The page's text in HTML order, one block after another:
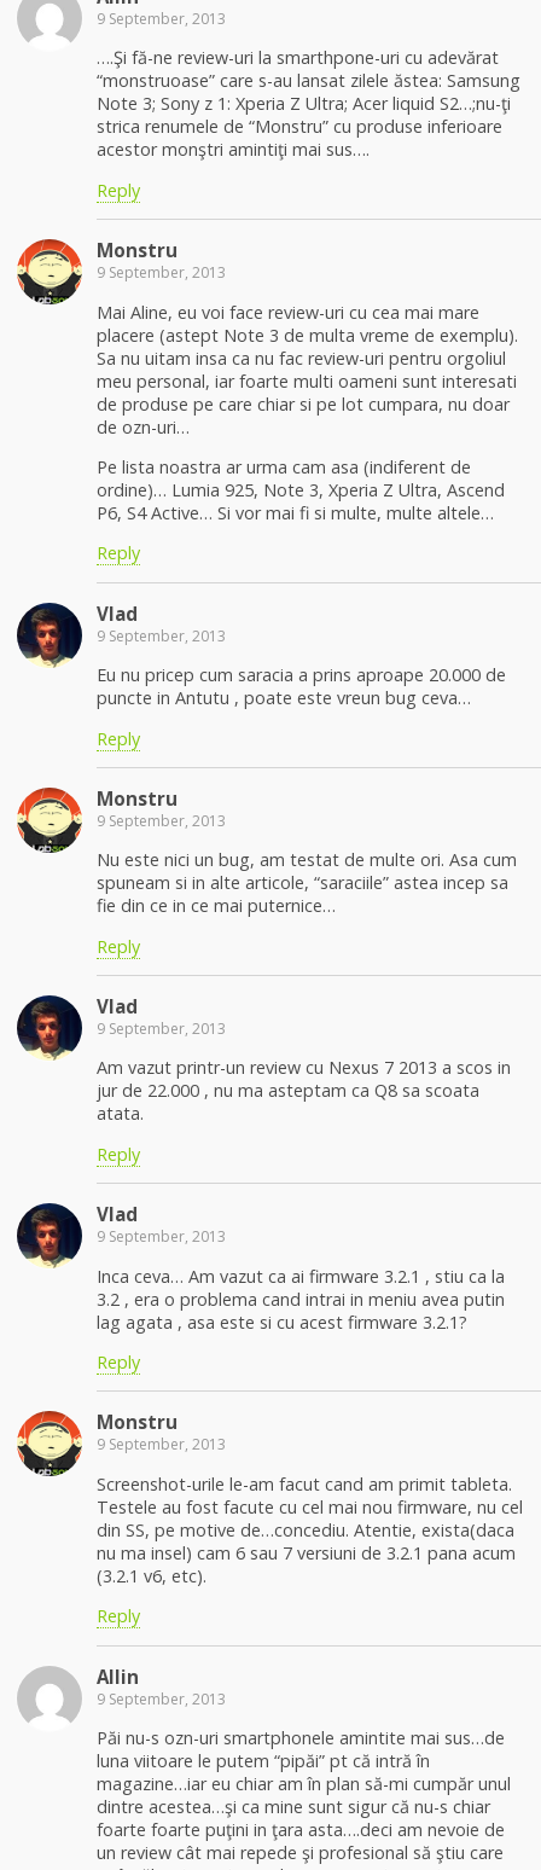
9 September, 2013
….Şi fă-ne review-uri la smarthpone-uri cu adevărat
“monstruoase” care s-au lansat zilele ăstea: Samsung
Note 3; Sony z 1: Xperia Z Ultra; Acer liquid S2…;nu-ţi
strica renumele de “Monstru” cu produse inferioare
acestor monştri amintiţi mai sus….
Reply
Monstru
9 September, 2013
Mai Aline, eu voi face review-uri cu cea mai mare
placere (astept Note 3 de multa vreme de exemplu).
Sa nu uitam insa ca nu fac review-uri pentru orgoliul
meu personal, iar foarte multi oameni sunt interesati
de produse pe care chiar si pe lot cumpara, nu doar
de ozn-uri…
Pe lista noastra ar urma cam asa (indiferent de
ordine)… Lumia 925, Note 3, Xperia Z Ultra, Ascend
P6, S4 Active… Si vor mai fi si multe, multe altele…
Reply
Vlad
9 September, 2013
Eu nu pricep cum saracia a prins aproape 20.000 de
puncte in Antutu , poate este vreun bug ceva…
Reply
Monstru
9 September, 2013
Nu este nici un bug, am testat de multe ori. Asa cum
spuneam si in alte articole, “saraciile” astea incep sa
fie din ce in ce mai puternice…
Reply
Vlad
9 September, 2013
Am vazut printr-un review cu Nexus 7 2013 a scos in
jur de 22.000 , nu ma asteptam ca Q8 sa scoata
atata.
Reply
Vlad
9 September, 2013
Inca ceva… Am vazut ca ai firmware 3.2.1 , stiu ca la
3.2 , era o problema cand intrai in meniu avea putin
lag agata , asa este si cu acest firmware 3.2.1?
Reply
Monstru
9 September, 2013
Screenshot-urile le-am facut cand am primit tableta.
Testele au fost facute cu cel mai nou firmware, nu cel
din SS, pe motive de…concediu. Atentie, exista(daca
nu ma insel) cam 6 sau 7 versiuni de 3.2.1 pana acum
(3.2.1 v6, etc).
Reply
Allin
9 September, 2013
Păi nu-s ozn-uri smartphonele amintite mai sus…de
luna viitoare le putem “pipăi” pt că intră în
magazine…iar eu chiar am în plan să-mi cumpăr unul
dintre acestea…şi ca mine sunt sigur că nu-s chiar
foarte foarte puţini in ţara asta….deci am nevoie de
un review cât mai repede şi profesional să ştiu care